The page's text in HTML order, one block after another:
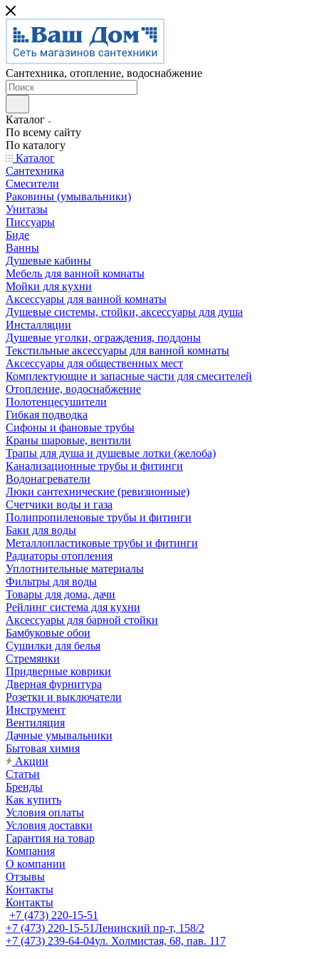
Сантехника, отопление, водоснабжение
Каталог
По всему сайту
По каталогу
Каталог
Сантехника
Смесители
Раковины (умывальники)
Унитазы
Писсуары
Биде
Ванны
Душевые кабины
Мебель для ванной комнаты
Мойки для кухни
Аксессуары для ванной комнаты
Душевые системы, стойки, аксессуары для душа
Инсталляции
Душевые уголки, ограждения, поддоны
Текстильные аксессуары для ванной комнаты
Аксессуары для общественных мест
Комплектующие и запасные части для смесителей
Отопление, водоснабжение
Полотенцесушители
Гибкая подводка
Сифоны и фановые трубы
Краны шаровые, вентили
Трапы для душа и душевые лотки (желоба)
Канализационные трубы и фитинги
Водонагреватели
Люки сантехнические (ревизионные)
Счетчики воды и газа
Полипропиленовые трубы и фитинги
Баки для воды
Металлопластиковые трубы и фитинги
Радиаторы отопления
Уплотнительные материалы
Фильтры для воды
Товары для дома, дачи
Рейлинг система для кухни
Аксессуары для барной стойки
Бамбуковые обои
Сушилки для белья
Стремянки
Придверные коврики
Дверная фурнитура
Розетки и выключатели
Инструмент
Вентиляция
Дачные умывальники
Бытовая химия
Акции
Статьи
Бренды
Как купить
Условия оплаты
Условия доставки
Гарантия на товар
Компания
О компании
Отзывы
Контакты
Контакты
+7 (473) 220-15-51
+7 (473) 220-15-51Ленинский пр-т, 158/2
+7 (473) 239-64-04ул. Холмистая, 68, пав. 117